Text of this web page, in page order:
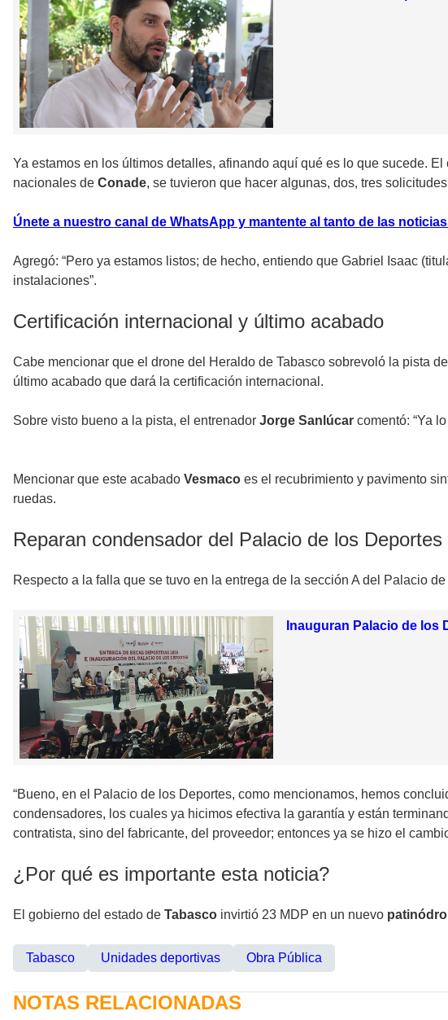
Ya estamos en los últimos detalles, afinando aquí qué es lo que sucede.
nacionales de Conade, se tuvieron que hacer algunas, dos, tres
Únete a nuestro canal de WhatsApp y mantente al tanto de las
Agregó: “Pero ya estamos listos; de hecho, entiendo que Gabriel Isaac
instalaciones”.
Certificación internacional y último acabado
Cabe mencionar que el drone del Heraldo de Tabasco sobrevoló la pista
último acabado que dará la certificación internacional.
Sobre visto bueno a la pista, el entrenador Jorge Sanlúcar comentó: “Ya
Mencionar que este acabado Vesmaco es el recubrimiento y pavimento
ruedas.
Reparan condensador del Palacio de los Deportes
Respecto a la falla que se tuvo en la entrega de la sección A del Palacio
Inauguran Palacio de los
“Bueno, en el Palacio de los Deportes, como mencionamos, hemos
condensadores, los cuales ya hicimos efectiva la garantía y están
contratista, sino del fabricante, del proveedor; entonces ya se hizo el
¿Por qué es importante esta noticia?
El gobierno del estado de Tabasco invirtió 23 MDP en un nuevo
Tabasco Unidades deportivas Obra Pública
NOTAS RELACIONADAS